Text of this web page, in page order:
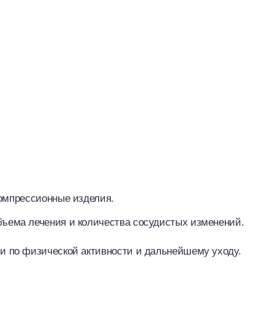
изделия.
лечения и количества сосудистых изменений.
по физической активности и дальнейшему уходу.